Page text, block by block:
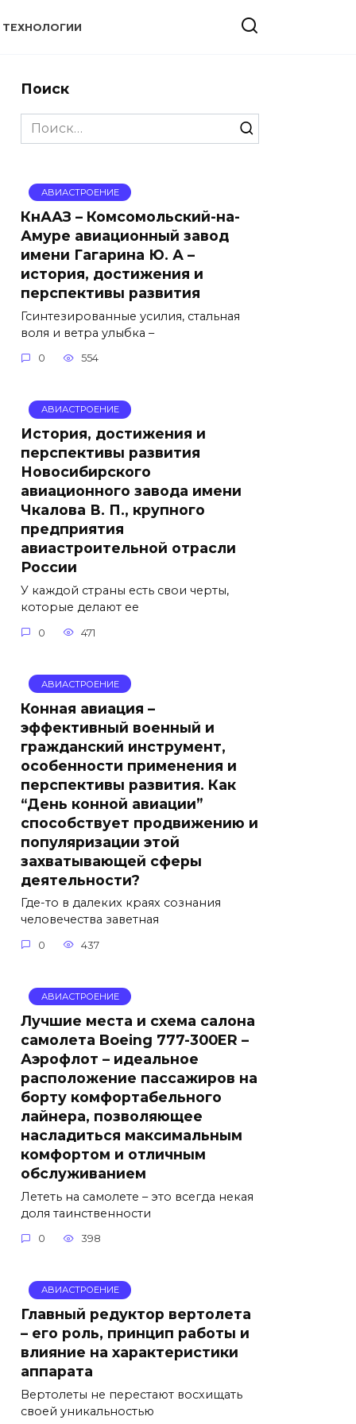
ТЕХНОЛОГИИ
Поиск
Search
for:
АВИАСТРОЕНИЕ
КнААЗ – Комсомольский-на-
Амуре авиационный завод
имени Гагарина Ю. А –
история, достижения и
перспективы развития
Гсинтезированные усилия, стальная
воля и ветра улыбка –
0 554
АВИАСТРОЕНИЕ
История, достижения и
перспективы развития
Новосибирского
авиационного завода имени
Чкалова В. П., крупного
предприятия
авиастроительной отрасли
России
У каждой страны есть свои черты,
которые делают ее
0 471
АВИАСТРОЕНИЕ
Конная авиация –
эффективный военный и
гражданский инструмент,
особенности применения и
перспективы развития. Как
“День конной авиации”
способствует продвижению и
популяризации этой
захватывающей сферы
деятельности?
Где-то в далеких краях сознания
человечества заветная
0 437
АВИАСТРОЕНИЕ
Лучшие места и схема салона
самолета Boeing 777-300ER –
Аэрофлот – идеальное
расположение пассажиров на
борту комфортабельного
лайнера, позволяющее
насладиться максимальным
комфортом и отличным
обслуживанием
Лететь на самолете – это всегда некая
доля таинственности
0 398
АВИАСТРОЕНИЕ
Главный редуктор вертолета
– его роль, принцип работы и
влияние на характеристики
аппарата
Вертолеты не перестают восхищать
своей уникальностью